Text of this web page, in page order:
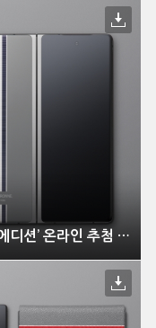
삼성전자, ‘갤럭시 Z 폴드2 톰브라운 에디션’ 온라인 추첨 방식으로 한정 판매